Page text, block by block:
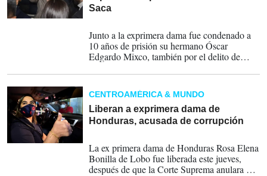
Saca
Junto a la exprimera dama fue condenado a
10 años de prisión su hermano Óscar
Edgardo Mixco, también por el delito de
las sociedades empresariales del expresidente
Milton Avilés
CENTROAMÉRICA & MUNDO
Liberan a exprimera dama de
Honduras, acusada de corrupción
La ex primera dama de Honduras Rosa Elena
Bonilla de Lobo fue liberada este jueves,
después de que la Corte Suprema anulara el